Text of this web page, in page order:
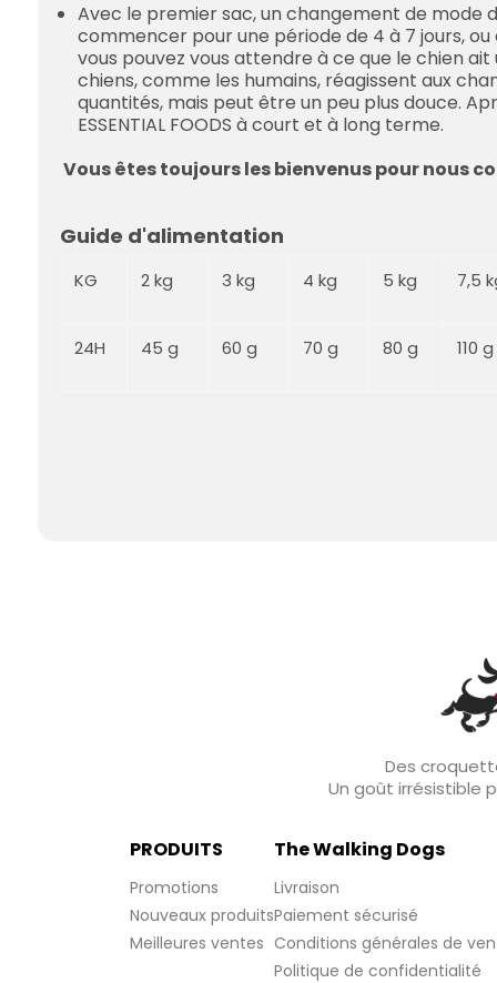
Avec le premier sac, un changement de mode
commencer pour une période de 4 à 7 jours,
vous pouvez vous attendre à ce que le chien ait
chiens, comme les humains, réagissent aux
quantités, mais peut être un peu plus douce.
ESSENTIAL FOODS à court et à long terme.
Vous êtes toujours les bienvenus pour nous
Guide d'alimentation
KG 2 kg 3 kg 4 kg 5 kg 7,5
24H 45 g 60 g 70 g 80 g 110 g
Des
Un goût irrésistible
PRODUITS
Promotions
Nouveaux produits
Meilleures ventes
The Walking Dogs
Livraison
Paiement sécurisé
Conditions générales de
Politique de confidentialité